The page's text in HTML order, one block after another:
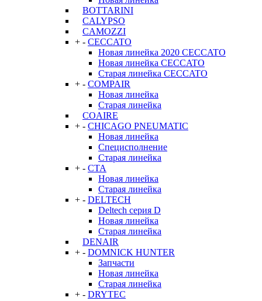
BOTTARINI
CALYPSO
CAMOZZI
+ - CECCATO
Новая линейка 2020 CECCATO
Новая линейка CECCATO
Старая линейка CECCATO
+ - COMPAIR
Новая линейка
Старая линейка
COAIRE
+ - CHICAGO PNEUMATIC
Новая линейка
Специсполнение
Старая линейка
+ - CTA
Новая линейка
Старая линейка
+ - DELTECH
Deltech серия D
Новая линейка
Старая линейка
DENAIR
+ - DOMNICK HUNTER
Запчасти
Новая линейка
Старая линейка
+ - DRYTEC